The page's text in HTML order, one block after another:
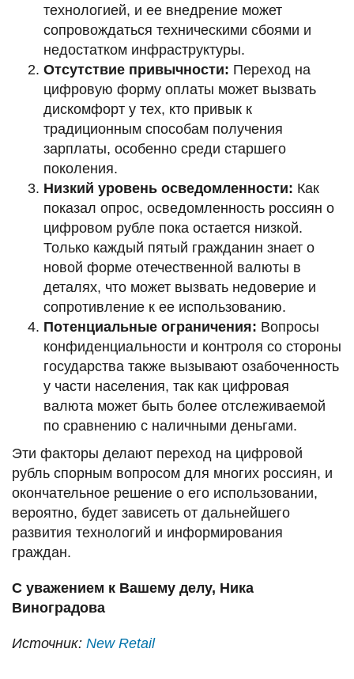
технологией, и ее внедрение может
сопровождаться техническими сбоями и
недостатком инфраструктуры.
Отсутствие привычности: Переход на
цифровую форму оплаты может вызвать
дискомфорт у тех, кто привык к
традиционным способам получения
зарплаты, особенно среди старшего
поколения.
Низкий уровень осведомленности: Как
показал опрос, осведомленность россиян о
цифровом рубле пока остается низкой.
Только каждый пятый гражданин знает о
новой форме отечественной валюты в
деталях, что может вызвать недоверие и
сопротивление к ее использованию.
Потенциальные ограничения: Вопросы
конфиденциальности и контроля со стороны
государства также вызывают озабоченность
у части населения, так как цифровая
валюта может быть более отслеживаемой
по сравнению с наличными деньгами.
Эти факторы делают переход на цифровой
рубль спорным вопросом для многих россиян, и
окончательное решение о его использовании,
вероятно, будет зависеть от дальнейшего
развития технологий и информирования
граждан.
С уважением к Вашему делу, Ника
Виноградова
Источник: New Retail